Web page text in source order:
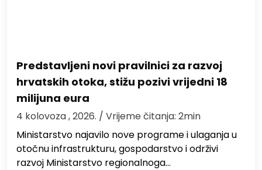
Predstavljeni novi pravilnici za razvoj
hrvatskih otoka, stižu pozivi vrijedni 18
milijuna eura
4 kolovoza , 2026. / Vrijeme čitanja: 2min
Ministarstvo najavilo nove programe i ulaganja u
otočnu infrastrukturu, gospodarstvo i održivi
razvoj Ministarstvo regionalnoga…